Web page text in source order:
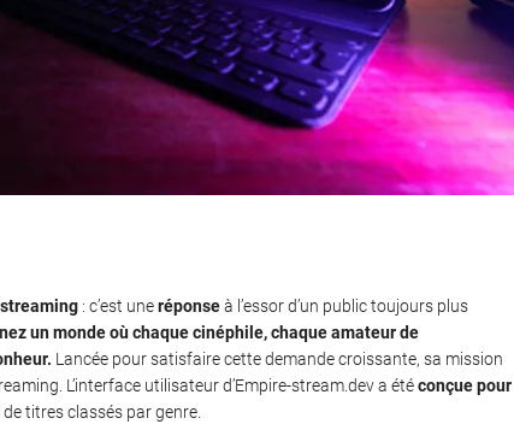
streaming : c’est uneréponseà l’essor d’un public toujours plus
un monde où chaque cinéphile, chaque amateur de
Lancée pour satisfaire cette demande croissante, sa mission
L’interface utilisateur d’Empire-stream.dev a étéconçue pour
titres classés par genre.